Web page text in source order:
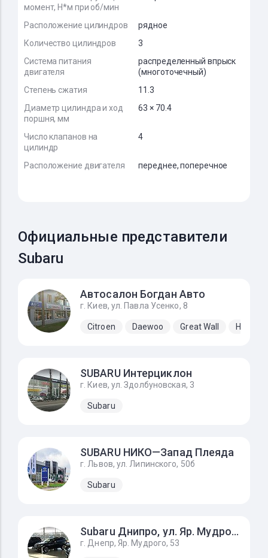
момент, Н*м при об/мин
Расположение цилиндров
рядное
Количество цилиндров
3
Система питания
двигателя
распределенный впрыск
(многоточечный)
Степень сжатия
11.3
Диаметр цилиндра и ход
поршня, мм
63 × 70.4
Число клапанов на
цилиндр
4
Расположение двигателя переднее, поперечное
Официальные представители
Subaru
Автосалон Богдан Авто
г. Киев, ул. Павла Усенко, 8
Citroen Daewoo Great Wall Hyundai
SUBARU Интерциклон
г. Киев, ул. Здолбуновская, 3
Subaru
SUBARU НИКО—Запад Плеяда
г. Львов, ул. Липинского, 50б
Subaru
Subaru Днипро, ул. Яр. Мудрого, 53
г. Днепр, Яр. Мудрого, 53